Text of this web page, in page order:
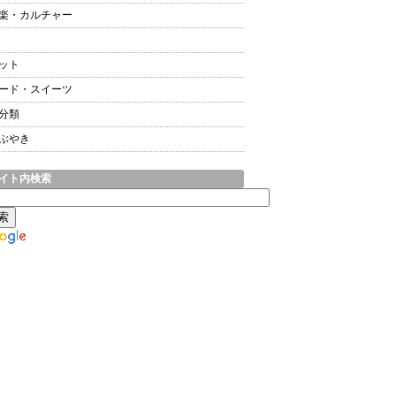
・カルチャー
ト
ド・スイーツ
類
やき
ト内検索